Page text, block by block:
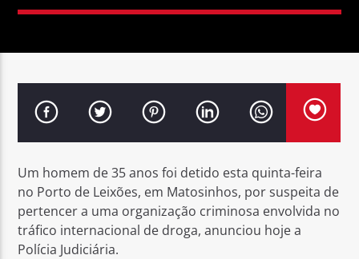
97.1FM E 107.8 FM
Rádio No ar
Um homem de 35 anos foi detido esta quinta-feira
no Porto de Leixões, em Matosinhos, por suspeita de
pertencer a uma organização criminosa envolvida no
tráfico internacional de droga, anunciou hoje a
Polícia Judiciária.